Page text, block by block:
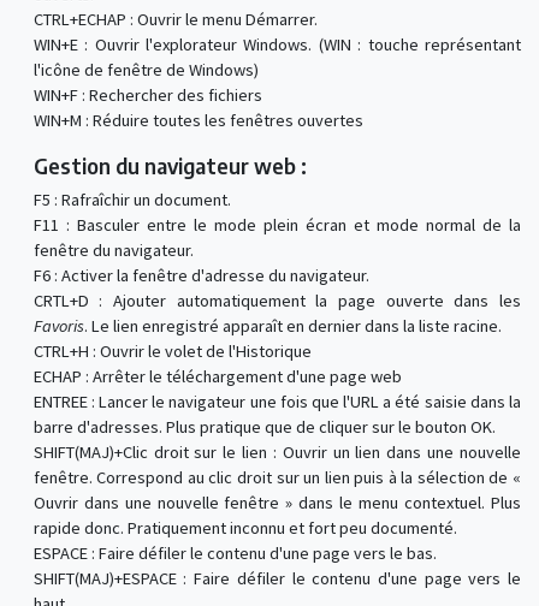
CTRL+ECHAP : Ouvrir le menu Démarrer.
WIN+E : Ouvrir l'explorateur Windows. (WIN : touche représentant
l'icône de fenêtre de Windows)
WIN+F : Rechercher des fichiers
WIN+M : Réduire toutes les fenêtres ouvertes
Gestion du navigateur web :
F5 : Rafraîchir un document.
F11 : Basculer entre le mode plein écran et mode normal de la
fenêtre du navigateur.
F6 : Activer la fenêtre d'adresse du navigateur.
CRTL+D : Ajouter automatiquement la page ouverte dans les
Favoris. Le lien enregistré apparaît en dernier dans la liste racine.
CTRL+H : Ouvrir le volet de l'Historique
ECHAP : Arrêter le téléchargement d'une page web
ENTREE : Lancer le navigateur une fois que l'URL a été saisie dans la
barre d'adresses. Plus pratique que de cliquer sur le bouton OK.
SHIFT(MAJ)+Clic droit sur le lien : Ouvrir un lien dans une nouvelle
fenêtre. Correspond au clic droit sur un lien puis à la sélection de «
Ouvrir dans une nouvelle fenêtre » dans le menu contextuel. Plus
rapide donc. Pratiquement inconnu et fort peu documenté.
ESPACE : Faire défiler le contenu d'une page vers le bas.
SHIFT(MAJ)+ESPACE : Faire défiler le contenu d'une page vers le